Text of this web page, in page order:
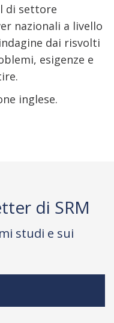
di settore
nazionali a livello
dai risvolti
esigenze e
inglese.
di SRM
studi e sui